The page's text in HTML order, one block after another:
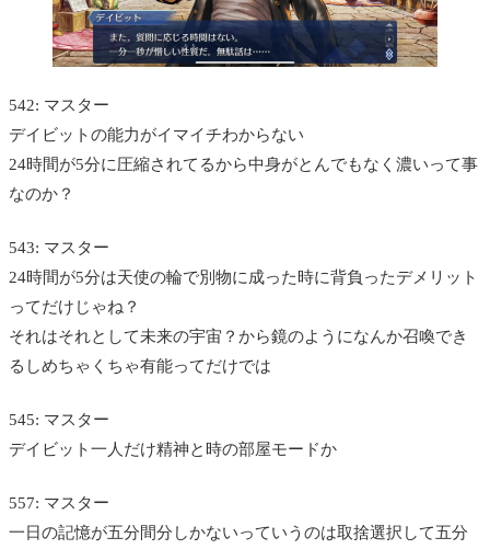
542: マスター
デイビットの能力がイマイチわからない
24時間が5分に圧縮されてるから中身がとんでもなく濃いって事
なのか？
543: マスター
24時間が5分は天使の輪で別物に成った時に背負ったデメリット
ってだけじゃね？
それはそれとして未来の宇宙？から鏡のようになんか召喚でき
るしめちゃくちゃ有能ってだけでは
545: マスター
デイビット一人だけ精神と時の部屋モードか
557: マスター
一日の記憶が五分間分しかないっていうのは取捨選択して五分